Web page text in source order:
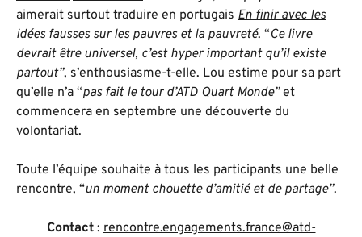
aimerait surtout traduire en portugais En finir avec les
idées fausses sur les pauvres et la pauvreté. “Ce livre
devrait être universel, c’est hyper important qu’il existe
partout”, s’enthousiasme-t-elle. Lou estime pour sa part
qu’elle n’a “pas fait le tour d’ATD Quart Monde”et
commencera en septembre une découverte du
volontariat.
Toute l’équipe souhaite à tous les participants une belle
rencontre, “un moment chouette d’amitié et de partage”.
Contact: rencontre.engagements.france@atd-